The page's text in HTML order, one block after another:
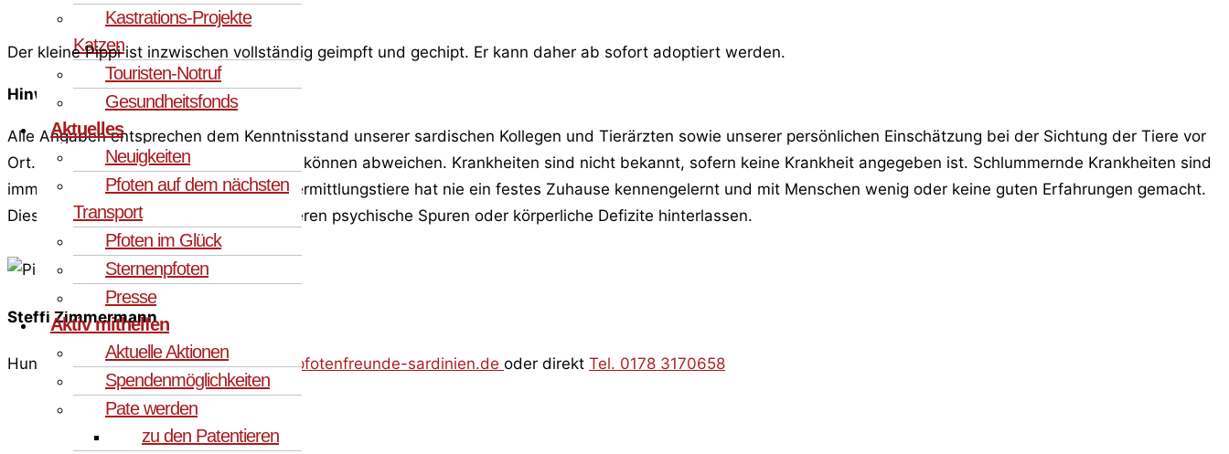
Kastrations-Projekte
Katzen
Touristen-Notruf
Gesundheitsfonds
Aktuelles
Neuigkeiten
Pfoten auf dem nächsten
Transport
Pfoten im Glück
Sternenpfoten
Presse
Aktiv mithelfen
Aktuelle Aktionen
Spendenmöglichkeiten
Pate werden
zu den Patentieren
Der kleine Pippi ist inzwischen vollständig geimpft und gechipt. Er kann daher ab sofort adoptiert werden.
Hinweis:
Alle Angaben entsprechen dem Kenntnisstand unserer sardischen Kollegen und Tierärzten sowie unserer persönlichen Einschätzung bei der Sichtung der Tiere vor
Ort. Alter, Größe und Gewichtsangaben können abweichen. Krankheiten sind nicht bekannt, sofern keine Krankheit angegeben ist. Schlummernde Krankheiten sind
immer möglich. Die Mehrzahl unserer Vermittlungstiere hat nie ein festes Zuhause kennengelernt und mit Menschen wenig oder keine guten Erfahrungen gemacht.
Diese Prägungen können bei einigen Tieren psychische Spuren oder körperliche Defizite hinterlassen.
Steffi Zimmermann
Hundevermittlerinsteffi.zimmermann@pfotenfreunde-sardinien.de oder direkt Tel. 0178 3170658